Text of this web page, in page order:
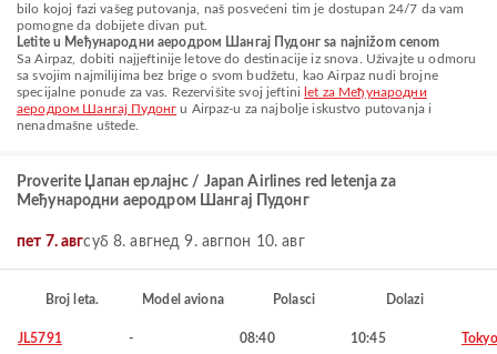
bilo kojoj fazi vašeg putovanja, naš posvećeni tim je dostupan 24/7 da vam
pomogne da dobijete divan put.
Letite u Међународни аеродром Шангај Пудонг sa najnižom cenom
Sa Airpaz, dobiti najjeftinije letove do destinacije iz snova. Uživajte u odmoru
sa svojim najmilijima bez brige o svom budžetu, kao Airpaz nudi brojne
specijalne ponude za vas. Rezervišite svoj jeftini let za Међународни
аеродром Шангај Пудонг u Airpaz-u za najbolje iskustvo putovanja i
nenadmašne uštede.
Proverite Џапан ерлајнс / Japan Airlines red letenja za
Међународни аеродром Шангај Пудонг
пет 7. авгсуб 8. авгнед 9. авгпон 10. авг
Broj leta. Model aviona Polasci Dolazi
JL5791 - 08:40 10:45 Tokyo